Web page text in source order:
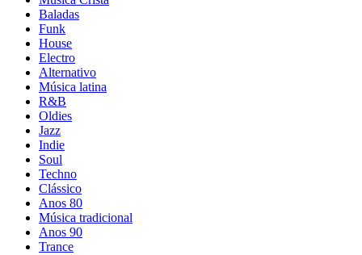
Baladas
Funk
House
Electro
Alternativo
Música latina
R&B
Oldies
Jazz
Indie
Soul
Techno
Clássico
Anos 80
Música tradicional
Anos 90
Trance